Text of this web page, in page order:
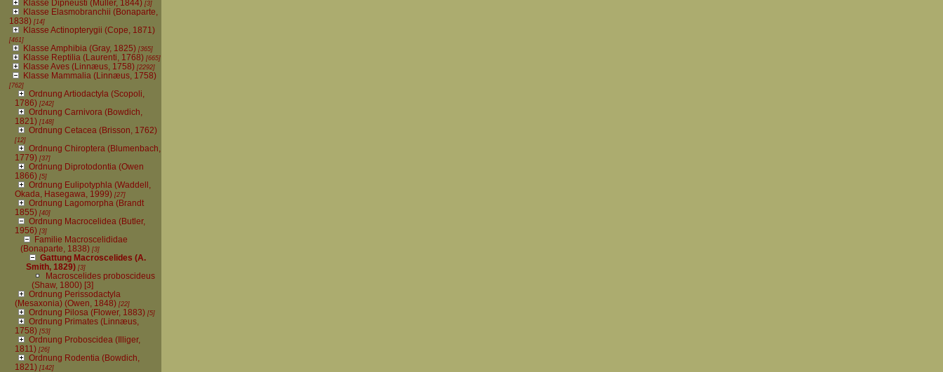
Klasse Dipneusti (Müller, 1844)[3]
Klasse Elasmobranchii (Bonaparte,
1838)[14]
Klasse Actinopterygii (Cope, 1871)
[461]
Klasse Amphibia (Gray, 1825)[365]
Klasse Reptilia (Laurenti, 1768)[665]
Klasse Aves (Linnæus, 1758)[2292]
Klasse Mammalia (Linnæus, 1758)
[762]
Ordnung Artiodactyla (Scopoli,
1786)[242]
Ordnung Carnivora (Bowdich,
1821)[148]
Ordnung Cetacea (Brisson, 1762)
[12]
Ordnung Chiroptera (Blumenbach,
1779)[37]
Ordnung Diprotodontia (Owen
1866)[5]
Ordnung Eulipotyphla (Waddell,
Okada, Hasegawa, 1999)[27]
Ordnung Lagomorpha (Brandt
1855)[40]
Ordnung Macrocelidea (Butler,
1956) [3]
Familie Macroscelididae
(Bonaparte, 1838)[3]
Gattung Macroscelides (A.
Smith, 1829)[3]
Macroscelides proboscideus
(Shaw, 1800)[3]
Ordnung Perissodactyla
(Mesaxonia) (Owen, 1848)[22]
Ordnung Pilosa (Flower, 1883)[5]
Ordnung Primates (Linnæus,
1758)[53]
Ordnung Proboscidea (Illiger,
1811)[26]
Ordnung Rodentia (Bowdich,
1821)[142]